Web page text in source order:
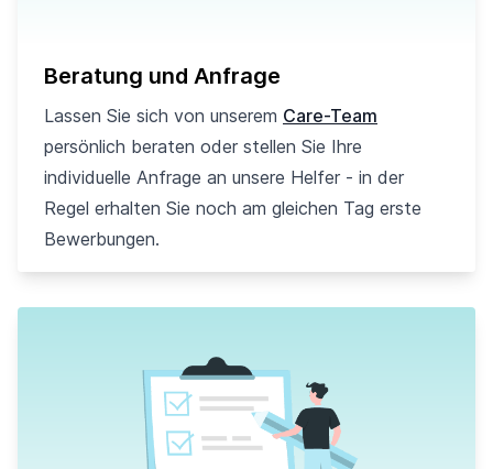
Beratung und Anfrage
Lassen Sie sich von unserem Care-Team
persönlich beraten oder stellen Sie Ihre
individuelle Anfrage an unsere Helfer - in der
Regel erhalten Sie noch am gleichen Tag erste
Bewerbungen.